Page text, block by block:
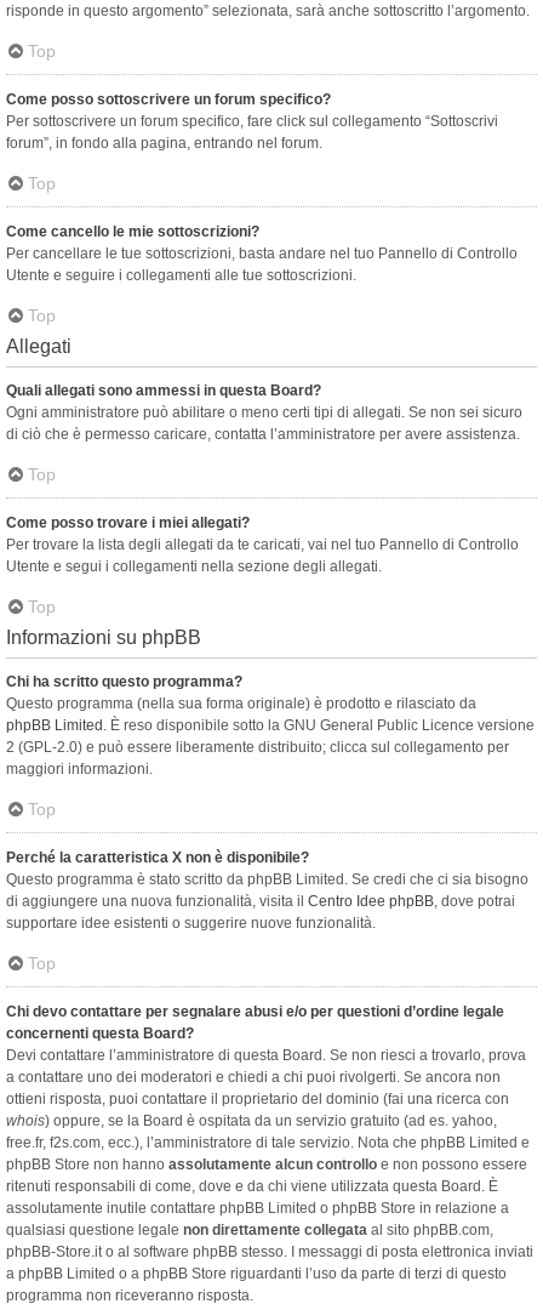
risponde in questo argomento” selezionata, sarà anche sottoscritto l’argomento.
Top
Come posso sottoscrivere un forum specifico?
Per sottoscrivere un forum specifico, fare click sul collegamento “Sottoscrivi
forum”, in fondo alla pagina, entrando nel forum.
Top
Come cancello le mie sottoscrizioni?
Per cancellare le tue sottoscrizioni, basta andare nel tuo Pannello di Controllo
Utente e seguire i collegamenti alle tue sottoscrizioni.
Top
Allegati
Quali allegati sono ammessi in questa Board?
Ogni amministratore può abilitare o meno certi tipi di allegati. Se non sei sicuro
di ciò che è permesso caricare, contatta l’amministratore per avere assistenza.
Top
Come posso trovare i miei allegati?
Per trovare la lista degli allegati da te caricati, vai nel tuo Pannello di Controllo
Utente e segui i collegamenti nella sezione degli allegati.
Top
Informazioni su phpBB
Chi ha scritto questo programma?
Questo programma (nella sua forma originale) è prodotto e rilasciato da
phpBB Limited . È reso disponibile sotto la GNU General Public Licence versione
2 (GPL-2.0) e può essere liberamente distribuito; clicca sul collegamento per
maggiori informazioni.
Top
Perché la caratteristica X non è disponibile?
Questo programma è stato scritto da phpBB Limited. Se credi che ci sia bisogno
di aggiungere una nuova funzionalità, visita il Centro Idee phpBB, dove potrai
supportare idee esistenti o suggerire nuove funzionalità.
Top
Chi devo contattare per segnalare abusi e/o per questioni d’ordine legale
concernenti questa Board?
Devi contattare l’amministratore di questa Board. Se non riesci a trovarlo, prova
a contattare uno dei moderatori e chiedi a chi puoi rivolgerti. Se ancora non
ottieni risposta, puoi contattare il proprietario del dominio (fai una ricerca con
whois) oppure, se la Board è ospitata da un servizio gratuito (ad es. yahoo,
free.fr, f2s.com, ecc.), l’amministratore di tale servizio. Nota che phpBB Limited e
phpBB Store non hanno assolutamente alcun controllo e non possono essere
ritenuti responsabili di come, dove e da chi viene utilizzata questa Board. È
assolutamente inutile contattare phpBB Limited o phpBB Store in relazione a
qualsiasi questione legale non direttamente collegata al sito phpBB.com,
phpBB-Store.it o al software phpBB stesso. I messaggi di posta elettronica inviati
a phpBB Limited o a phpBB Store riguardanti l’uso da parte di terzi di questo
programma non riceveranno risposta.